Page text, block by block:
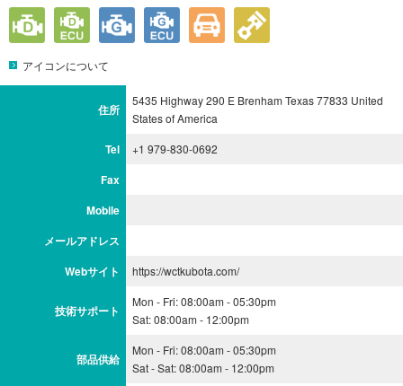
アイコンについて
住所
5435 Highway 290 E Brenham Texas 77833 United
States of America
Tel +1 979-830-0692
Fax
Mobile
メールアドレス
Webサイト
https://wctkubota.com/
技術サポート
Mon - Fri: 08:00am - 05:30pm
Sat: 08:00am - 12:00pm
部品供給
Mon - Fri: 08:00am - 05:30pm
Sat - Sat: 08:00am - 12:00pm